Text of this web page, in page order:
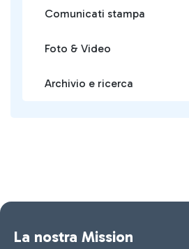
Comunicati stampa
Foto & Video
Archivio e ricerca
La nostra Mission